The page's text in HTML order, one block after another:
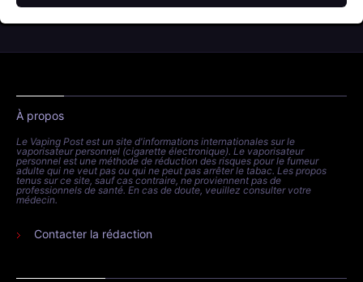
À propos
Le Vaping Post est un site d'informations internationales sur le
vaporisateur personnel (cigarette électronique). Le vaporisateur
personnel est une méthode de réduction des risques pour le fumeur
adulte qui ne veut pas ou qui ne peut pas arrêter le tabac. Les propos
tenus sur ce site, sauf cas contraire, ne proviennent pas de
professionnels de santé. En cas de doute, veuillez consulter votre
médecin.
Contacter la rédaction